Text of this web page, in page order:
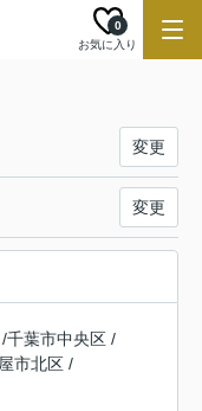
お気に入り
0
変更
変更
/千葉市中央区 /
市北区 /